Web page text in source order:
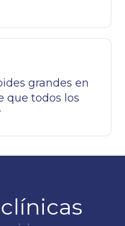
grandes en
que todos los